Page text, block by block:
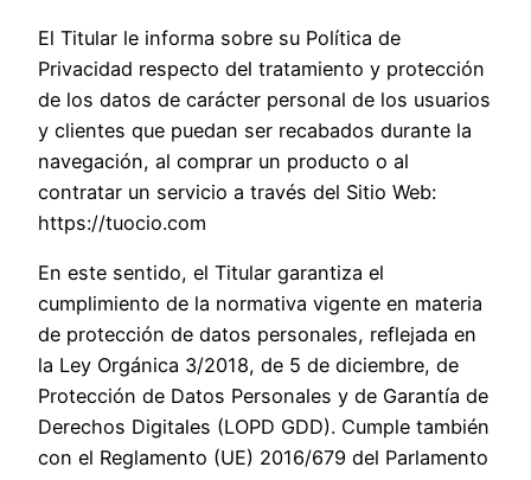
El Titular le informa sobre su Política de
Privacidad respecto del tratamiento y protección
de los datos de carácter personal de los usuarios
y clientes que puedan ser recabados durante la
navegación, al comprar un producto o al
contratar un servicio a través del Sitio Web:
https://tuocio.com
En este sentido, el Titular garantiza el
cumplimiento de la normativa vigente en materia
de protección de datos personales, reflejada en
la Ley Orgánica 3/2018, de 5 de diciembre, de
Protección de Datos Personales y de Garantía de
Derechos Digitales (LOPD GDD). Cumple también
con el Reglamento (UE) 2016/679 del Parlamento